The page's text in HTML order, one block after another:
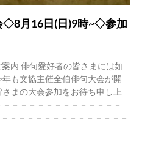
◇8月16日(日)9時~◇参加
内 俳句愛好者の皆さまには如
も文協主催全伯俳句大会が開
まの大会参加をお待ち申し上
－－－－－－－－－－－－－
－－－－－－－－－－－－－－